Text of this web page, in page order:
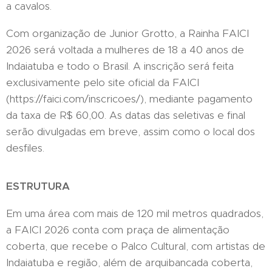
a cavalos.
Com organização de Junior Grotto, a Rainha FAICI
2026 será voltada a mulheres de 18 a 40 anos de
Indaiatuba e todo o Brasil. A inscrição será feita
exclusivamente pelo site oficial da FAICI
(https://faici.com/inscricoes/), mediante pagamento
da taxa de R$ 60,00. As datas das seletivas e final
serão divulgadas em breve, assim como o local dos
desfiles.
ESTRUTURA
Em uma área com mais de 120 mil metros quadrados,
a FAICI 2026 conta com praça de alimentação
coberta, que recebe o Palco Cultural, com artistas de
Indaiatuba e região, além de arquibancada coberta,